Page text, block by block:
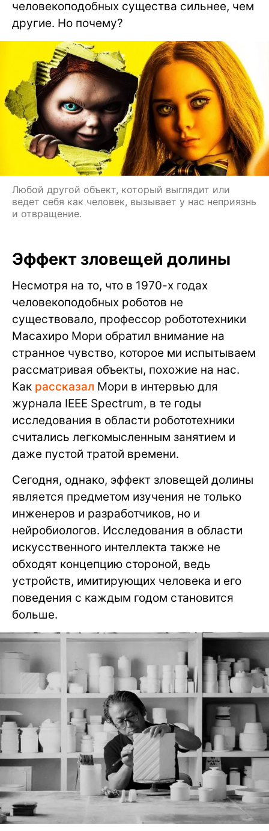
человекоподобных существа сильнее, чем
другие. Но почему?
Любой другой объект, который выглядит или
ведет себя как человек, вызывает у нас неприязнь
и отвращение.
Эффект зловещей долины
Несмотря на то, что в 1970-х годах
человекоподобных роботов не
существовало, профессор робототехники
Масахиро Мори обратил внимание на
странное чувство, которое ми испытываем
рассматривая объекты, похожие на нас.
Как рассказал Мори в интервью для
журнала IEEE Spectrum, в те годы
исследования в области робототехники
считались легкомысленным занятием и
даже пустой тратой времени.
Сегодня, однако, эффект зловещей долины
является предметом изучения не только
инженеров и разработчиков, но и
нейробиологов. Исследования в области
искусственного интеллекта также не
обходят концепцию стороной, ведь
устройств, имитирующих человека и его
поведения с каждым годом становится
больше.